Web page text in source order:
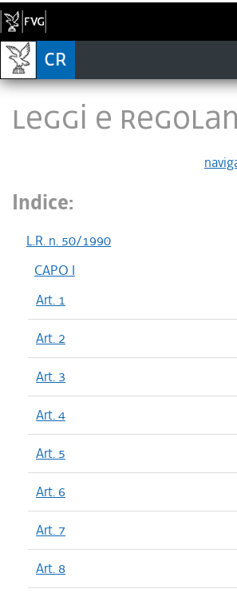
LEGGI E
Indice:
L.R. n. 50/1990
CAPO I
Art. 1
Art. 2
Art. 3
Art. 4
Art. 5
Art. 6
Art. 7
Art. 8